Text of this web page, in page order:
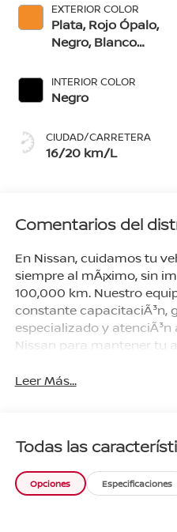
EXTERIOR COLOR
Plata, Rojo Ópalo,
Negro, Blanco
Bengala, Azul
Ártico, Gris Oxford
INTERIOR COLOR
Negro
CIUDAD/CARRETERA
16/20 km/L
Comentarios del
En Nissan, cuidamos tu
siempre al mÃ¡ximo, sin
100,000 km. Nuestro
constante capacitaciÃ³n,
especializado y
Nissan para mantener tu
Leer Más...
Todas las
Opciones Especificaciones